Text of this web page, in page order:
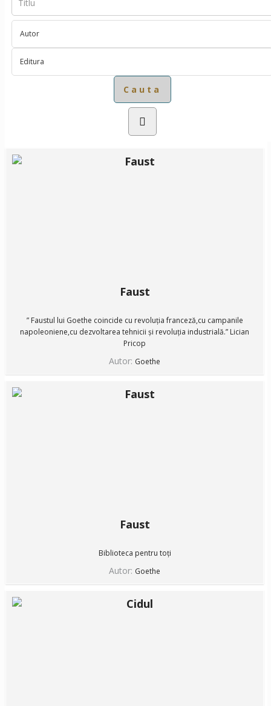
Faust
” Faustul lui Goethe coincide cu revoluția franceză,cu campanile
napoleoniene,cu dezvoltarea tehnicii și revoluția industrială.” Lician
Pricop
Autor: Goethe
Faust
Biblioteca pentru toți
Autor: Goethe